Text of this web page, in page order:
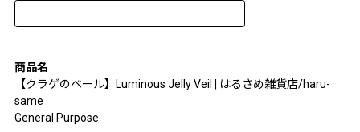
商品名
【クラゲのベール】Luminous Jelly Veil | はるさめ雑貨店/haru-
same
General Purpose